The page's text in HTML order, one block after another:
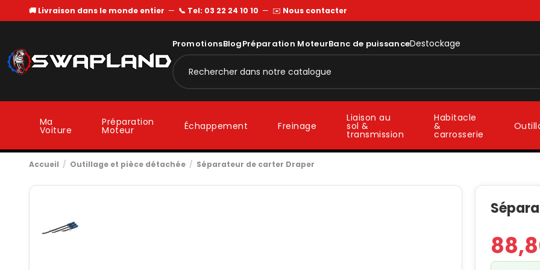
🚚 Livraison dans le monde entier — 📞 Tel: 03 22 24 10 10 — ✉️ Nous contacter
PromotionsBlogPréparation MoteurBanc de puissanceDestockage
Ma
Voiture
Préparation
Moteur Échappement Freinage
Liaison au
sol &
transmission
Habitacle
&
carrosserie
Accueil Outillage et pièce détachée Séparateur de carter Draper